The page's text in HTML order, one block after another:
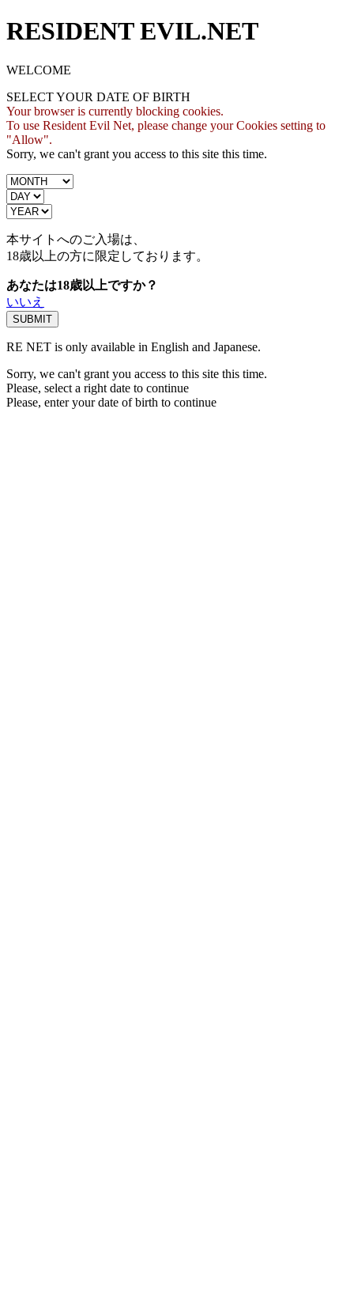
RESIDENT EVIL.NET
WELCOME
SELECT YOUR DATE OF BIRTH
Your browser is currently blocking cookies.
To use Resident Evil Net, please change your Cookies setting to
"Allow".
Sorry, we can't grant you access to this site this time.
本サイトへのご入場は、
18歳以上の方に限定しております。
あなたは18歳以上ですか？
いいえ
RE NET is only available in English and Japanese.
Sorry, we can't grant you access to this site this time.
Please, select a right date to continue
Please, enter your date of birth to continue